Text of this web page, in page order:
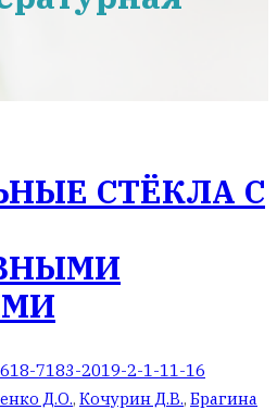
СТЁКЛА С
7183-2019-2-1-11-16
Д.О., Кочурин Д.В., Брагина